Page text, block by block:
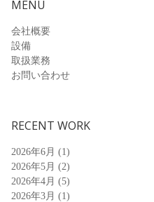
MENU
会社概要
設備
取扱業務
お問い合わせ
RECENT WORK
2026年6月 (1)
2026年5月 (2)
2026年4月 (5)
2026年3月 (1)